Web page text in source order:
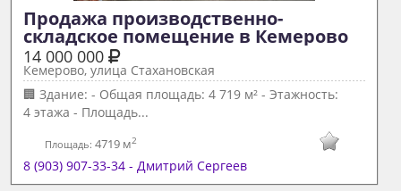
Продажа производственно-
складское помещение в Кемерово
14 000 000
Кемерово, улица Стахановская
🏢 Здание: - Общая площадь: 4 719 м² - Этажность:
4 этажа - Площадь...
Площадь: 4719 м2
8 (903) 907-33-34 - Дмитрий Сергеев